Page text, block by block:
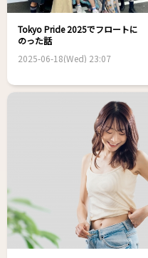
Tokyo Pride 2025でフロートに
のった話
2025-06-18(Wed) 23:07